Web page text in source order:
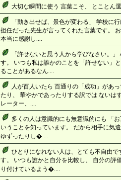
大切な瞬間に使う 言葉こそ、 とことん
「動き出せば、景色が変わる」 学校に
担任だった先生が言ってくれた言葉です。
本当に感謝し....
「許せないと思う人から学びなさい。
す。 いつも私は誰かのことを「許せない」
ることがあるなん....
人が百人いたら 百通りの「成功」があ
たり、 華やかであったりする訳では ないは
レーター、....
多くの人は意識的にも無意識的にも 「
いうことを知っています。 だから相手に気
ゆずったりし�....
ひとりになれない人は、とても不自由
す。 いつも誰かと自分を比較し、 自分の評
り付けているよう�....